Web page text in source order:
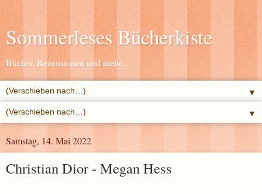
Sommerleses Bücherkiste
Bücher, Rezensionen und mehr...
▼
▼
Samstag, 14. Mai 2022
Christian Dior - Megan Hess